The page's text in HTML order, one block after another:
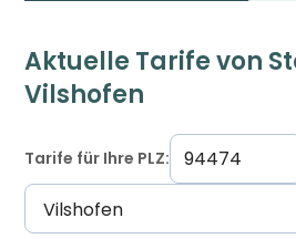
Aktuelle Tarife von
Vilshofen
Tarife für Ihre PLZ: